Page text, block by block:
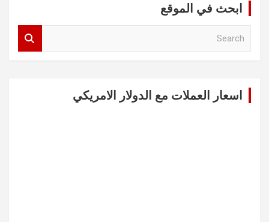
ابحث في الموقع
اسعار العملات مع الدولار الامريكي